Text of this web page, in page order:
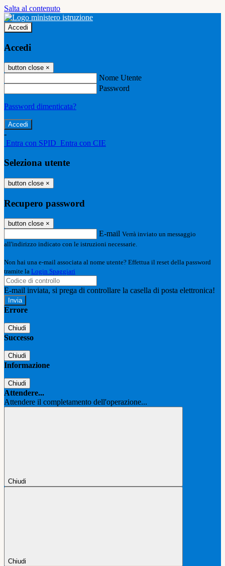
Salta al contenuto
Accedi
Accedi
button close ×
Nome Utente
Password
Password dimenticata?
-
Entra con SPID Entra con CIE
Seleziona utente
button close ×
Recupero password
button close ×
E-mail Verrà inviato un messaggio
all'indirizzo indicato con le istruzioni necessarie.
Non hai una e-mail associata al nome utente? Effettua il reset della password
tramite la Login Spaggiari
E-mail inviata, si prega di controllare la casella di posta elettronica!
Errore
Chiudi
Successo
Chiudi
Informazione
Chiudi
Attendere...
Attendere il completamento dell'operazione...
Chiudi
Chiudi